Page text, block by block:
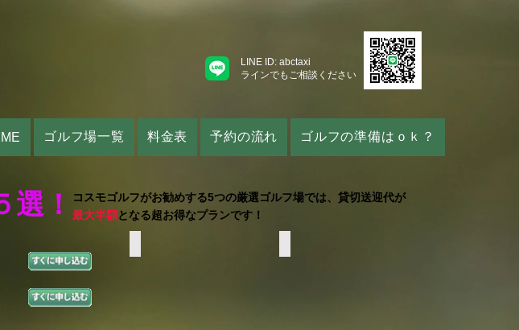
LINE ID: abctaxi
​ラインでもご相談ください
ゴルフ場一覧 料金表 予約の流れ ゴルフの準備はｏｋ？
！
コスモゴルフがお勧めする5つの厳選ゴルフ場では、貸切送迎代が
最大半額となる超お得なプランです！